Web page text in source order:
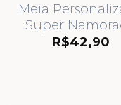
Meia
Super
R$42,90